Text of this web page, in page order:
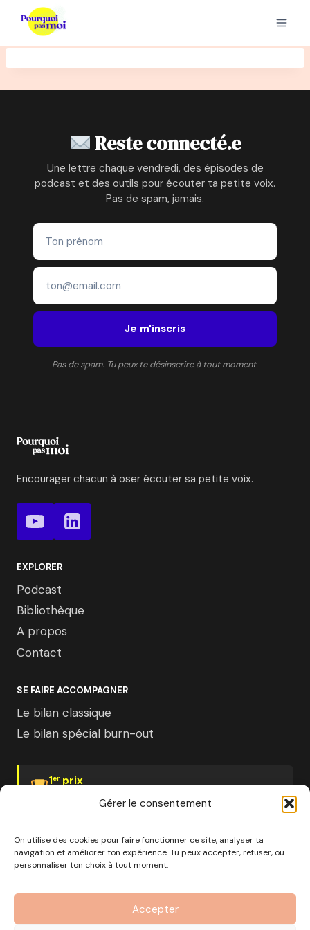
Gérer le consentement
On utilise des cookies pour faire fonctionner ce site, analyser ta
navigation et améliorer ton expérience. Tu peux accepter, refuser, ou
personnaliser ton choix à tout moment.
Accepter
contenu
Reste connecté.e
Une lettre chaque vendredi, des épisodes de
podcast et des outils pour écouter ta petite voix.
Pas de spam, jamais.
Je m'inscris
Pas de spam. Tu peux te désinscrire à tout moment.
Encourager chacun à oser écouter sa petite voix.
EXPLORER
Podcast
Bibliothèque
A propos
Contact
SE FAIRE ACCOMPAGNER
Le bilan classique
Le bilan spécial burn-out
1er prix
capital de 1000€ · RCS Marseille · SIRET
890 976 699 00037
OF n°93 13 18812 13 — Enregistré auprès du préfet de la